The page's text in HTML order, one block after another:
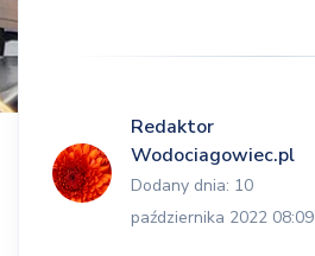
Redaktor
Wodociagowiec.pl
Dodany dnia: 10
października 2022 08:09